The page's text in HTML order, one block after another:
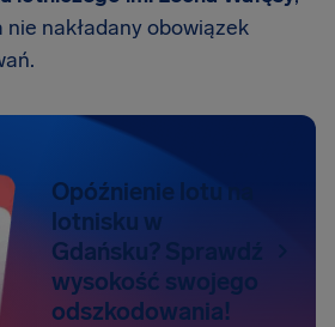
nakładany obowiązek
Opóźnienie lotu na
lotnisku w
Gdańsku? Sprawdź
wysokość swojego
odszkodowania!